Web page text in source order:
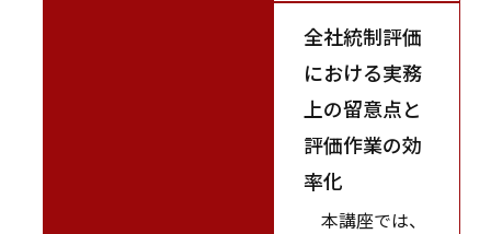
全社統制評価
における実務
上の留意点と
評価作業の効
率化
本講座では、